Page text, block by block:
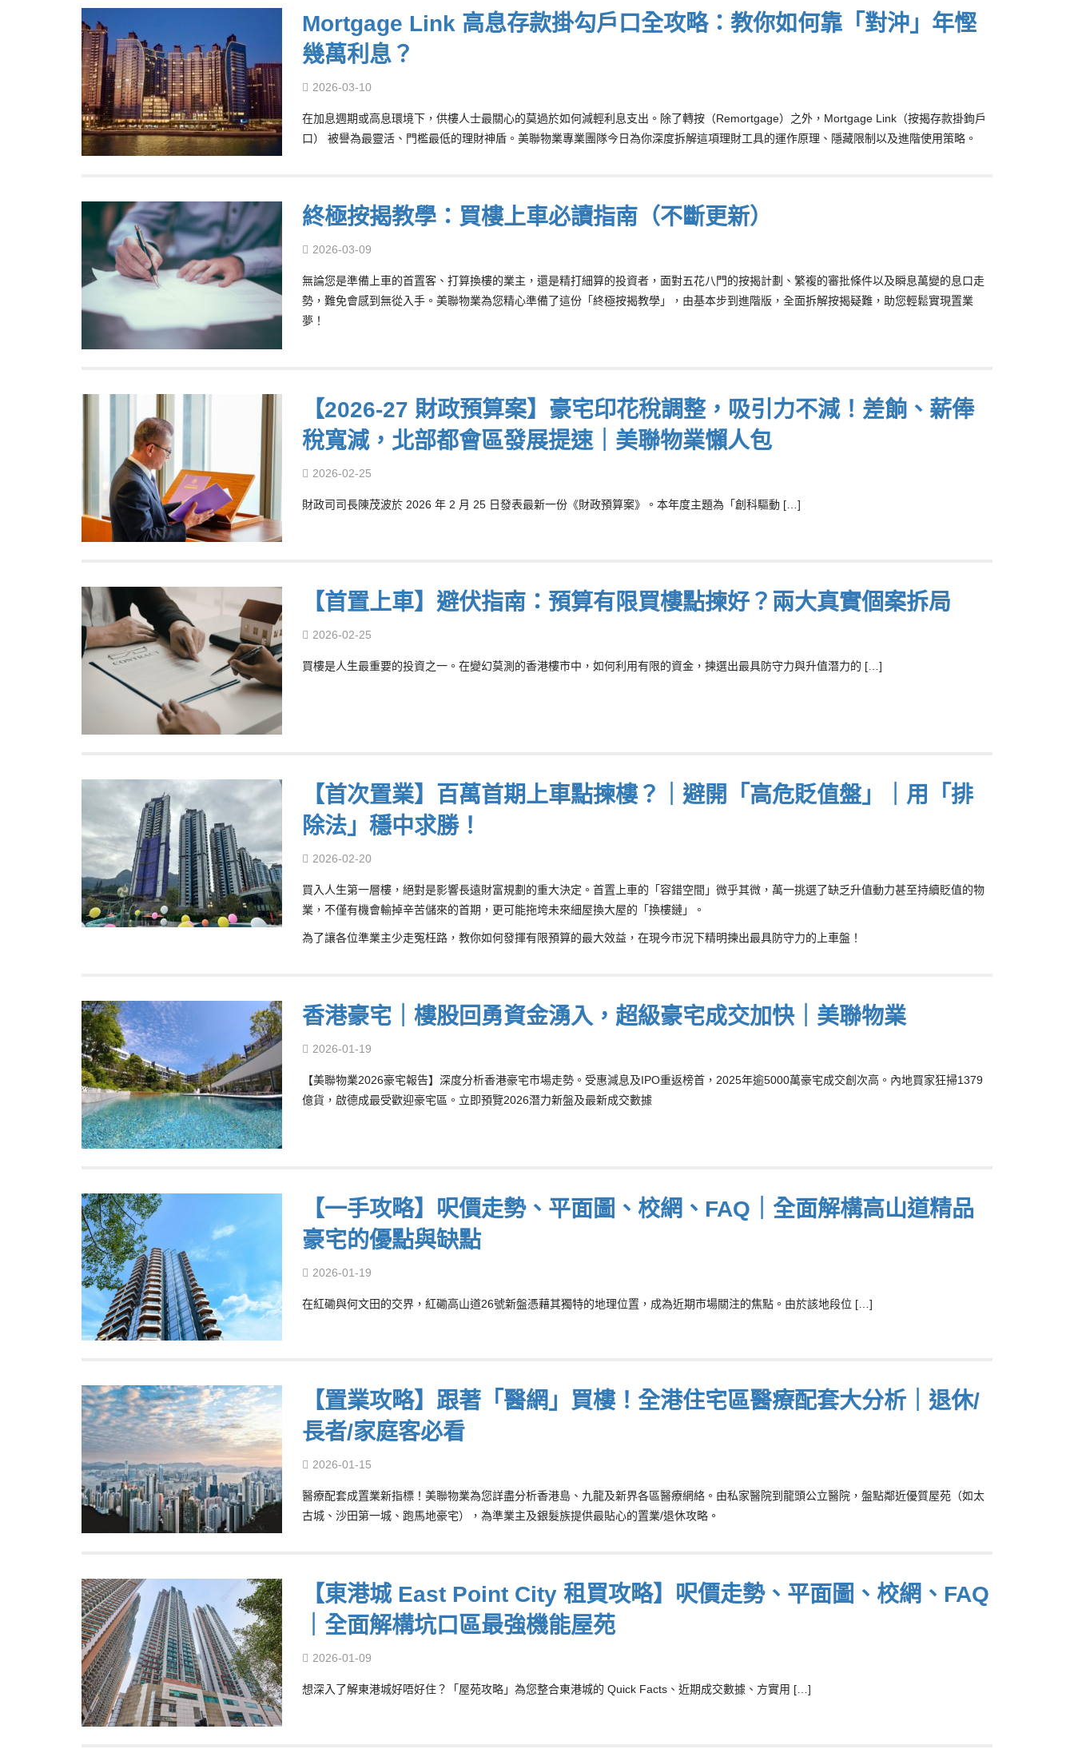
Mortgage Link 高息存款掛勾戶口全攻略：教你如何靠「對沖」年慳
幾萬利息？
2026-03-10
在加息週期或高息環境下，供樓人士最關心的莫過於如何減輕利息支出。除了轉按（Remortgage）之外，Mortgage Link（按揭存款掛鉤戶
口） 被譽為最靈活、門檻最低的理財神盾。美聯物業專業團隊今日為你深度拆解這項理財工具的運作原理、隱藏限制以及進階使用策略。
終極按揭教學：買樓上車必讀指南（不斷更新）
2026-03-09
無論您是準備上車的首置客、打算換樓的業主，還是精打細算的投資者，面對五花八門的按揭計劃、繁複的審批條件以及瞬息萬變的息口走
勢，難免會感到無從入手。美聯物業為您精心準備了這份「終極按揭教學」，由基本步到進階版，全面拆解按揭疑難，助您輕鬆實現置業
夢！
【2026-27 財政預算案】豪宅印花稅調整，吸引力不減！差餉、薪俸
稅寬減，北部都會區發展提速｜美聯物業懶人包
2026-02-25
財政司司長陳茂波於 2026 年 2 月 25 日發表最新一份《財政預算案》。本年度主題為「創科驅動 […]
【首置上車】避伏指南：預算有限買樓點揀好？兩大真實個案拆局
2026-02-25
買樓是人生最重要的投資之一。在變幻莫測的香港樓市中，如何利用有限的資金，揀選出最具防守力與升值潛力的 […]
【首次置業】百萬首期上車點揀樓？｜避開「高危貶值盤」｜用「排
除法」穩中求勝！
2026-02-20
買入人生第一層樓，絕對是影響長遠財富規劃的重大決定。首置上車的「容錯空間」微乎其微，萬一挑選了缺乏升值動力甚至持續貶值的物
業，不僅有機會輸掉辛苦儲來的首期，更可能拖垮未來細屋換大屋的「換樓鏈」。
為了讓各位準業主少走冤枉路，教你如何發揮有限預算的最大效益，在現今市況下精明揀出最具防守力的上車盤！
香港豪宅｜樓股回勇資金湧入，超級豪宅成交加快｜美聯物業
2026-01-19
【美聯物業2026豪宅報告】深度分析香港豪宅市場走勢。受惠減息及IPO重返榜首，2025年逾5000萬豪宅成交創次高。內地買家狂掃1379
億貨，啟德成最受歡迎豪宅區。立即預覽2026潛力新盤及最新成交數據
【一手攻略】呎價走勢、平面圖、校網、FAQ｜全面解構高山道精品
豪宅的優點與缺點
2026-01-19
在紅磡與何文田的交界，紅磡高山道26號新盤憑藉其獨特的地理位置，成為近期市場關注的焦點。由於該地段位 […]
【置業攻略】跟著「醫網」買樓！全港住宅區醫療配套大分析｜退休/
長者/家庭客必看
2026-01-15
醫療配套成置業新指標！美聯物業為您詳盡分析香港島、九龍及新界各區醫療網絡。由私家醫院到龍頭公立醫院，盤點鄰近優質屋苑（如太
古城、沙田第一城、跑馬地豪宅），為準業主及銀髮族提供最貼心的置業/退休攻略。
【東港城 East Point City 租買攻略】呎價走勢、平面圖、校網、FAQ
｜全面解構坑口區最強機能屋苑
2026-01-09
想深入了解東港城好唔好住？「屋苑攻略」為您整合東港城的 Quick Facts、近期成交數據、方實用 […]